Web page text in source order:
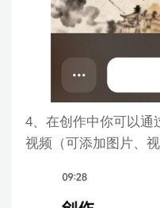
4、在创作中你可以通
视频（可添加图片、